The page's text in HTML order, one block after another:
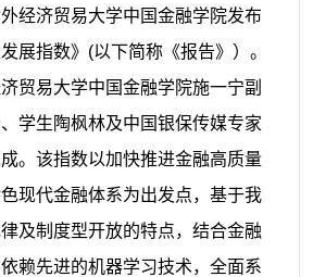
经济贸易大学中国金融学院发布
展指数》(以下简称《报告》）。
贸易大学中国金融学院施一宁副
学生陶枫林及中国银保传媒专家
。该指数以加快推进金融高质量
现代金融体系为出发点，基于我
及制度型开放的特点，结合金融
赖先进的机器学习技术，全面系